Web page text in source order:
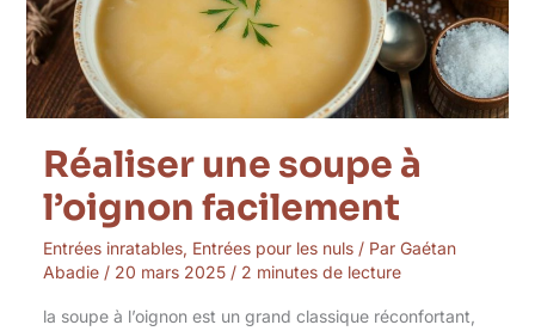
Réaliser une soupe à
l’oignon facilement
Entrées inratables, Entrées pour les nuls/ Par Gaétan
Abadie / 20 mars 2025 / 2 minutes de lecture
la soupe à l’oignon est un grand classique réconfortant,